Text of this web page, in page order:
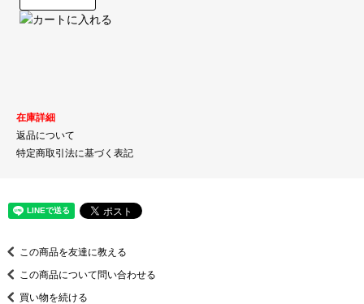
在庫詳細
返品について
特定商取引法に基づく表記
この商品を友達に教える
この商品について問い合わせる
買い物を続ける